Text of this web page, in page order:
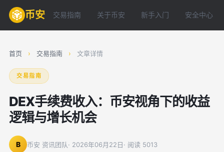
币安 交易指南 关于币安 新手入门 安全中心
首页 › 交易指南 › 文章详情
交易指南
DEX手续费收入：币安视角下的收益
逻辑与增长机会
B 币安 资讯团队· 2026年06月22日· 阅读 5013